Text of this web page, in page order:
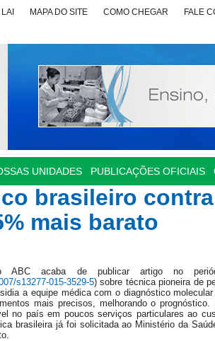
MAPA DO SITE COMO CHEGAR FALE
UNIDADES PUBLICAÇÕES OFICIAIS
brasileiro
mais barato
ABC acaba de publicar artigo no
s13277-015-3529-5) sobre técnica pioneira de
a equipe médica com o diagnóstico
mais precisos, melhorando o
no país em poucos serviços particulares ao
brasileira já foi solicitada ao Ministério da